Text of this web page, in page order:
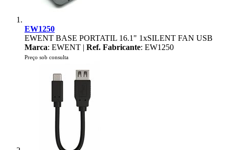
EW1250
EWENT BASE PORTATIL 16.1" 1xSILENT FAN USB
Marca: EWENT | Ref. Fabricante: EW1250
Preço sob consulta